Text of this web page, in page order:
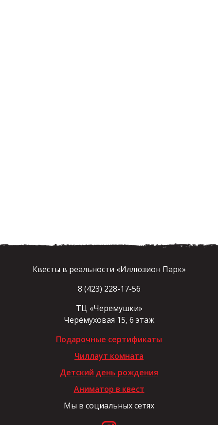
Квесты в реальности «Иллюзион Парк»
8 (423) 228-17-56
ТЦ «Черемушки»
Черёмуховая 15, 6 этаж
Подарочные сертификаты
Чиллаут комната
Детский день рождения
Аниматор в квест
Мы в социальных сетях